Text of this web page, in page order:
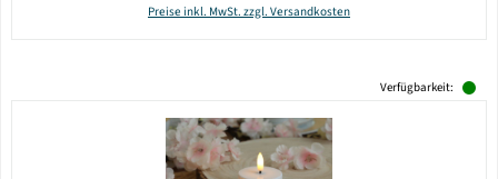
Preise inkl. MwSt. zzgl. Versandkosten
Verfügbarkeit: